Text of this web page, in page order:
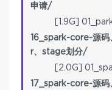
申请/
[1.9G]
16_spark-core-源
r、stage划分/
[2.0G]
17_spark-core-源